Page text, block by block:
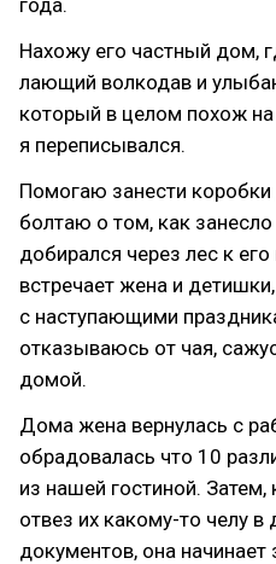
года.
Нахожу его частный дом,
лающий волкодав и
который в целом похож на
я переписывался.
Помогаю занести
болтаю о том, как
добирался через лес к
встречает жена и
с наступающими
отказываюсь от чая,
домой.
Дома жена вернулась с
обрадовалась что 10
из нашей гостиной. Затем,
отвез их какому-то челу
документов, она начинает